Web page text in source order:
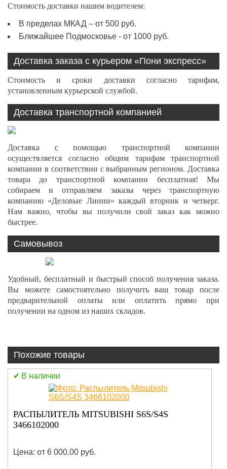
Стоимость доставки нашим водителем:
В пределах МКАД – от 500 руб.
Ближайшее Подмосковье - от 1000 руб.
Доставка заказа с курьером «Пони экспресс»
Стоимость и сроки доставки согласно тарифам,
установленным курьерской службой.
Доставка транспортной компанией
Доставка с помощью транспортной компании
осуществляется согласно общим тарифам транспортной
компании в соответствии с выбранным регионом. Доставка
товара до транспортной компании бесплатная! Мы
собираем и отправляем заказы через транспортную
компанию «Деловые Линии» каждый вторник и четверг.
Нам важно, чтобы вы получили свой заказ как можно
быстрее.
Самовывоз
Удобный, бесплатный и быстрый способ получения заказа.
Вы можете самостоятельно получить ваш товар после
предварительной оплаты или оплатить прямо при
получении на одном из наших складов.
Похожие товары
В наличии
ПОРШНЕВЫЕ КОЛЬЦА (STD) MITSUBISHI
S4S/S6S 3441702012
Цена: от 6 000.00 руб.